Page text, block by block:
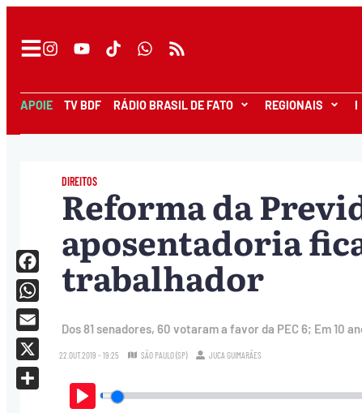
APOIE TV BDF RÁDIO BRASIL DE FATO REGIONAIS I
DIREITOS
Reforma da
aposentadoria
trabalhador
Dos 81 senadores, 60 votaram a favor da PEC 6; Em 10
22.OUT.2019 - 19:25 SÃO PAULO (SP) JUCA GUIMARÃES
Facebook
WhatsApp
Email
X